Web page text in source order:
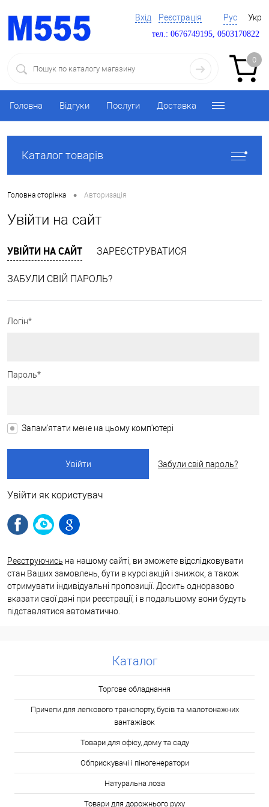
Вхід Реєстрація Рус Укр
тел.: 0676749195, 0503170822
0
Головна Відгуки Послуги Доставка
Каталог товарів
Головна сторінка • Авторизація
Увійти на сайт
УВІЙТИ НА САЙТ ЗАРЕЄСТРУВАТИСЯ
ЗАБУЛИ СВІЙ ПАРОЛЬ?
Логін*
Пароль*
Запам'ятати мене на цьому комп'ютері
Забули свій пароль?
Увійти як користувач
Реєструючись на нашому сайті, ви зможете відслідковувати
стан Ваших замовлень, бути в курсі акцій і знижок, а також
отримувати індивідуальні пропозиції. Досить одноразово
вказати свої дані при реєстрації, і в подальшому вони будуть
підставлятися автоматично.
Каталог
Торгове обладнання
Причепи для легкового транспорту, бусів та малотонажних
вантажівок
Товари для офісу, дому та саду
Обприскувачі і піногенератори
Натуральна лоза
Товари для дорожнього руху